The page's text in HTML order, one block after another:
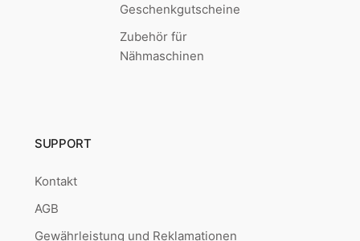
Geschenkgutscheine
Zubehör für
Nähmaschinen
SUPPORT
Kontakt
AGB
Gewährleistung und Reklamationen